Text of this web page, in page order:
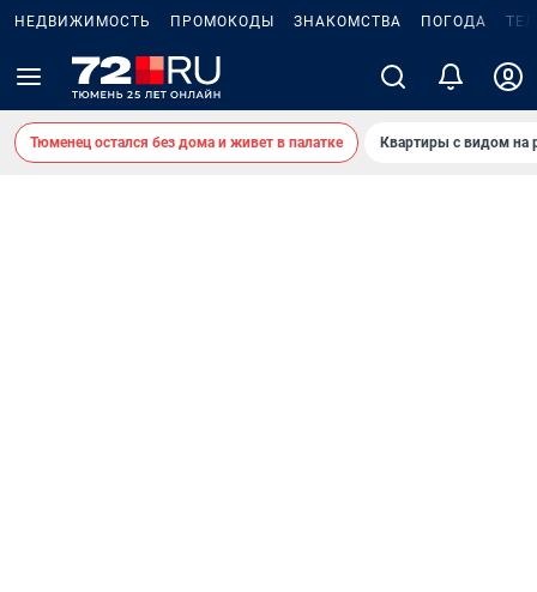
НЕДВИЖИМОСТЬ ПРОМОКОДЫ ЗНАКОМСТВА ПОГОДА
Тюменец остался без дома и живет в палатке Квартиры с видом на